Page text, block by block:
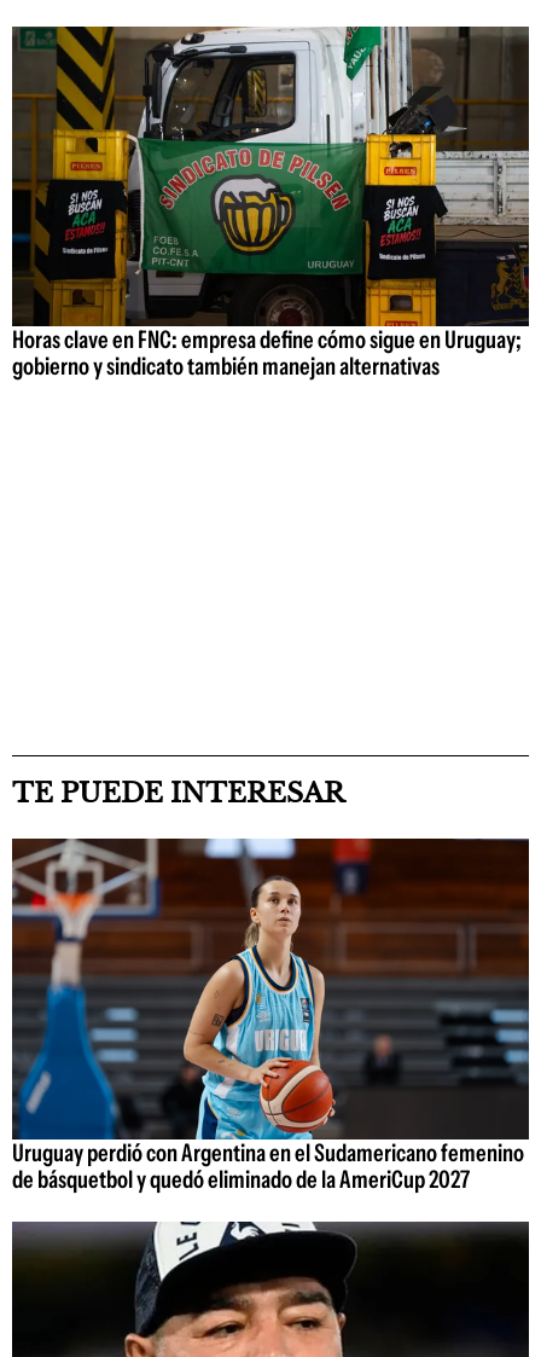
Horas clave en FNC: empresa define cómo sigue en Uruguay;
gobierno y sindicato también manejan alternativas
TE PUEDE INTERESAR
Uruguay perdió con Argentina en el Sudamericano femenino
de básquetbol y quedó eliminado de la AmeriCup 2027